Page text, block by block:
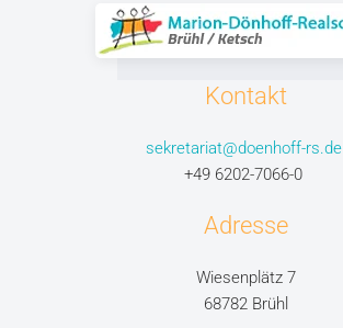
Adresse
Wiesenplätz 7
68782 Brühl
Kontakt
sekretariat@doenhoff-rs.de
+49 6202-7066-0